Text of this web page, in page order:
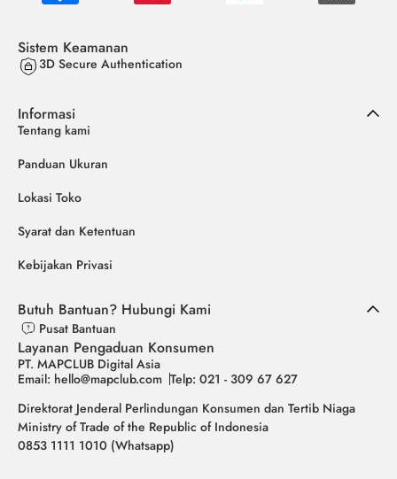
Sistem Keamanan
3D Secure Authentication
Informasi
Tentang kami
Panduan Ukuran
Lokasi Toko
Syarat dan Ketentuan
Kebijakan Privasi
Butuh Bantuan? Hubungi Kami
Pusat Bantuan
Layanan Pengaduan Konsumen
PT. MAPCLUB Digital Asia
Email: hello@mapclub.com Telp: 021 - 309 67 627
Direktorat Jenderal Perlindungan Konsumen dan Tertib Niaga
Ministry of Trade of the Republic of Indonesia
0853 1111 1010 (Whatsapp)